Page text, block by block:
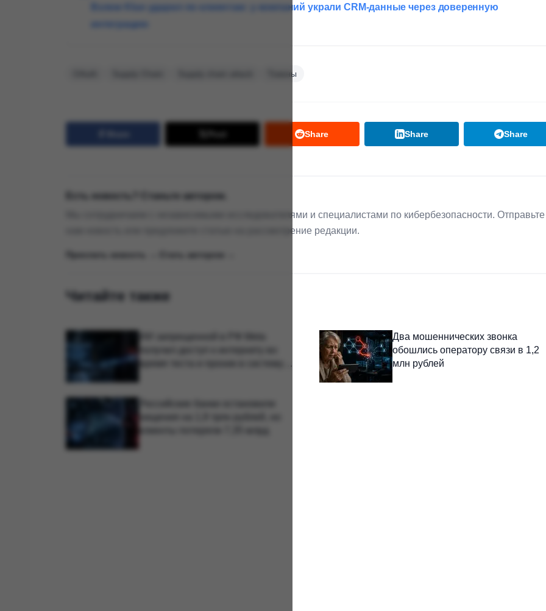
Взлом Klue ударил по клиентам: у компаний украли CRM-данные через доверенную
Токены
Share Share Share
Есть новость? Станьте автором.
Мы сотрудничаем с независимыми исследователями и специалистами по кибербезопасности. Отправьте
нам новость или предложите статью на рассмотрение редакции.
Прислать новость → Стать автором →
Читайте также
Два мошеннических звонка
обошлись оператору связи в 1,2
млн рублей